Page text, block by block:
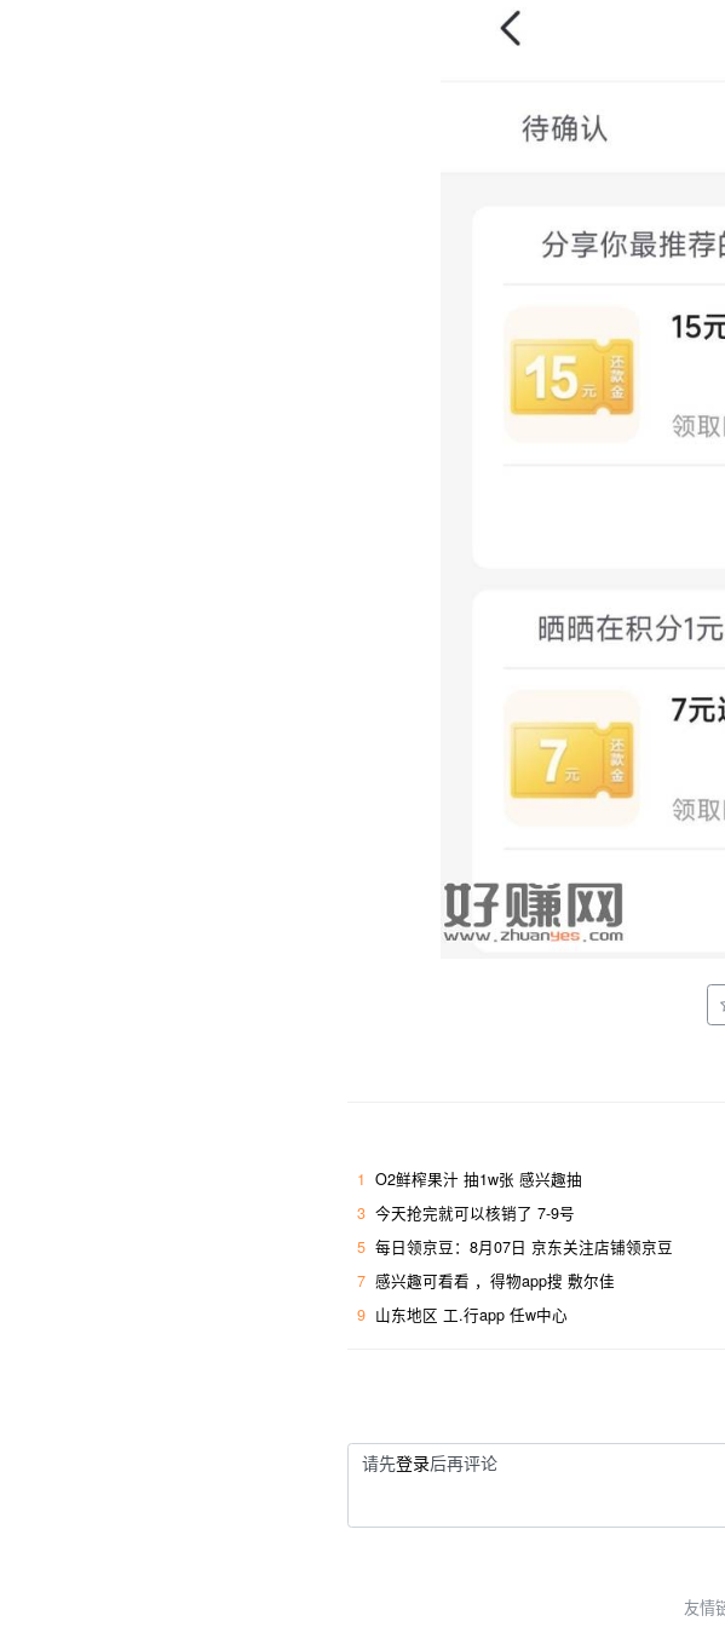
1 O2鲜榨果汁 抽1w张 感兴趣抽
3 今天抢完就可以核销了 7-9号
5 每日领京豆：8月07日 京东关注店铺领京豆
7 感兴趣可看看 ，得物app搜 敷尔佳
9 山东地区 工.行app 任w中心
请先登录后再评论
友情